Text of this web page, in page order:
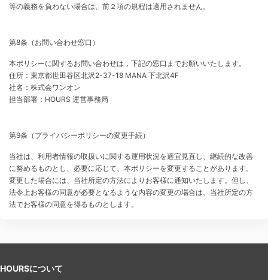
等の義務を負わない場合は、前２項の規程は適用されません。
第8条（お問い合わせ窓口）
本ポリシーに関するお問い合わせは，下記の窓口までお願いいたします。
住所：東京都世田谷区北沢2-37-18 MANA 下北沢4F
社名：株式会ワンオン
担当部署：HOURS 運営事務局
第9条（プライバシーポリシーの変更手続）
当社は、利用者情報の取扱いに関する運用状況を適宜見直し、継続的な改善
に努めるものとし、必要に応じて、本ポリシーを変更することがあります。
変更した場合には、当社所定の方法によりお客様に通知いたします。但し、
法令上お客様の同意が必要となるような内容の変更の場合は、当社所定の方
法でお客様の同意を得るものとします。
HOURSについて